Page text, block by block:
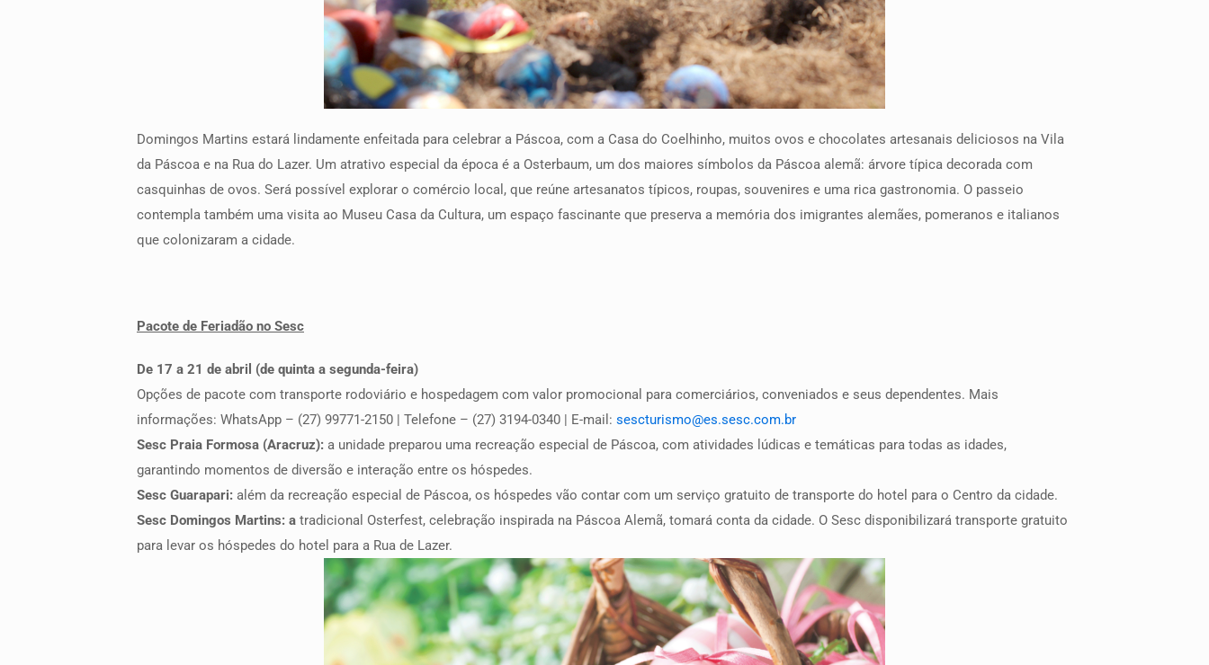
Domingos Martins estará lindamente enfeitada para celebrar a Páscoa, com a Casa do Coelhinho, muitos ovos e chocolates artesanais deliciosos na Vila
da Páscoa e na Rua do Lazer. Um atrativo especial da época é a Osterbaum, um dos maiores símbolos da Páscoa alemã: árvore típica decorada com
casquinhas de ovos. Será possível explorar o comércio local, que reúne artesanatos típicos, roupas, souvenires e uma rica gastronomia. O passeio
contempla também uma visita ao Museu Casa da Cultura, um espaço fascinante que preserva a memória dos imigrantes alemães, pomeranos e italianos
que colonizaram a cidade.
Pacote de Feriadão no Sesc
De 17 a 21 de abril (de quinta a segunda-feira)
Opções de pacote com transporte rodoviário e hospedagem com valor promocional para comerciários, conveniados e seus dependentes. Mais
informações: WhatsApp – (27) 99771-2150 | Telefone – (27) 3194-0340 | E-mail: sescturismo@es.sesc.com.br
Sesc Praia Formosa (Aracruz): a unidade preparou uma recreação especial de Páscoa, com atividades lúdicas e temáticas para todas as idades,
garantindo momentos de diversão e interação entre os hóspedes.
Sesc Guarapari: além da recreação especial de Páscoa, os hóspedes vão contar com um serviço gratuito de transporte do hotel para o Centro da cidade.
Sesc Domingos Martins: a tradicional Osterfest, celebração inspirada na Páscoa Alemã, tomará conta da cidade. O Sesc disponibilizará transporte gratuito
para levar os hóspedes do hotel para a Rua de Lazer.